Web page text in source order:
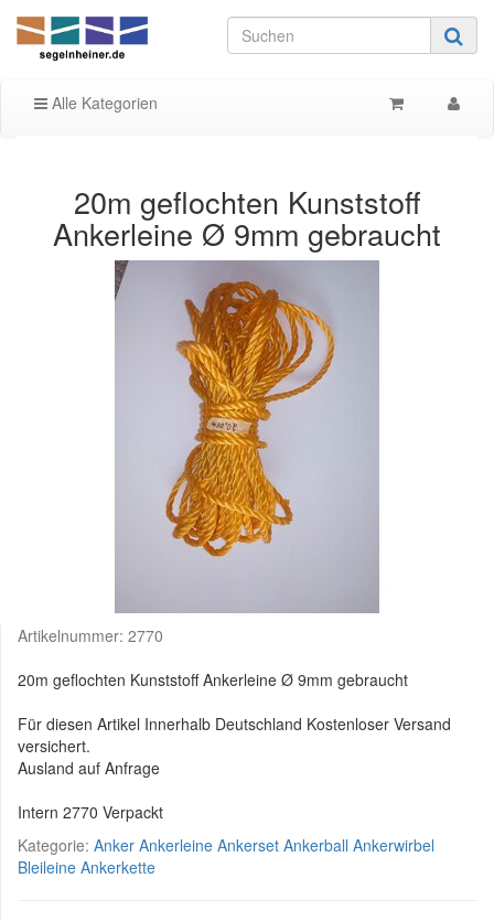
Alle Kategorien
20m geflochten Kunststoff
Ankerleine Ø 9mm gebraucht
Artikelnummer: 2770
20m geflochten Kunststoff Ankerleine Ø 9mm gebraucht
Für diesen Artikel Innerhalb Deutschland Kostenloser Versand
versichert.
Ausland auf Anfrage
Intern 2770 Verpackt
Kategorie: Anker Ankerleine Ankerset Ankerball Ankerwirbel
Bleileine Ankerkette